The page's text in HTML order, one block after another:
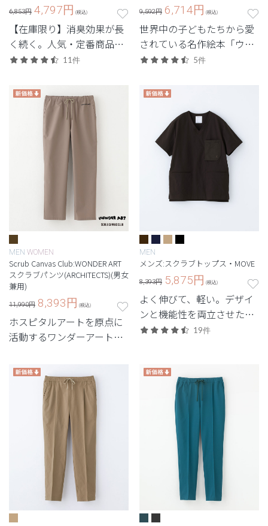
6,853円 4,797円 (税込)
【在庫限り】消臭効果が長
く続く。人気・定番商品の
デオをアップデートした機
11件
9,592円 6,714円 (税込)
世界中の子どもたちから愛
されている名作絵本「ウォ
ーリーをさがせ!」とのコラ
5件
MEN WOMEN
Scrub Canvas Club:WONDER ART
スクラブパンツ(ARCHITECTS)(男女
兼用)
11,990円 8,393円 (税込)
ホスピタルアートを原点に
活動するワンダーアートと
ートで世界の建築を巡るス
クラブ。
MEN
メンズ:スクラブトップス・MOVE
8,393円 5,875円 (税込)
よく伸びて、軽い。デザイ
ンと機能性を両立させた定
番・高機能モデル。
19件